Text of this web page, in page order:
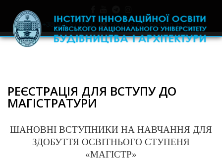
+380445971977 skrynka.doviry@iino.in.ua
РЕЄСТРАЦІЯ ДЛЯ ВСТУПУ ДО
МАГІСТРАТУРИ
ШАНОВНІ ВСТУПНИКИ НА НАВЧАННЯ ДЛЯ
ЗДОБУТТЯ ОСВІТНЬОГО СТУПЕНЯ
«МАГІСТР»